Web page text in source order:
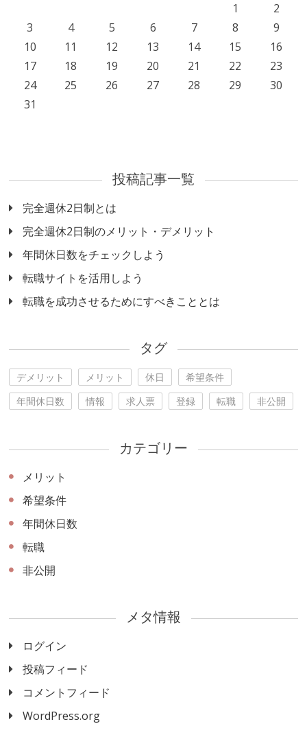
1
2
3
4 5 6 7 8
9
10
11 12 13 14 15
16
17
18 19 20 21 22
23
24
25 26 27 28 29
30
31
投稿記事一覧
完全週休2日制とは
完全週休2日制のメリット・デメリット
年間休日数をチェックしよう
転職サイトを活用しよう
転職を成功させるためにすべきこととは
タグ
デメリット メリット 休日
希望条件
年間休日数
情報 求人票 登録 転職 非公開
カテゴリー
メリット
希望条件
年間休日数
転職
非公開
メタ情報
ログイン
投稿フィード
コメントフィード
WordPress.org